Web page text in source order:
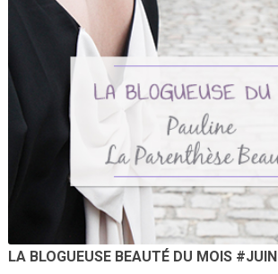
LA BLOGUEUSE BEAUTÉ DU MOIS #JUIN